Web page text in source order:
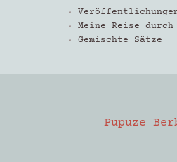
Meine Reise
Gemischte Sätze
Pupuze